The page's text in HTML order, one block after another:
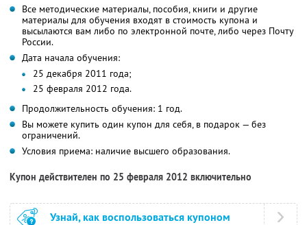
Все методические материалы, пособия, книги и другие
материалы для обучения входят в стоимость купона и
высылаются вам либо по электронной почте, либо через Почту
России.
Дата начала обучения:
25 декабря 2011 года;
25 февраля 2012 года.
Продолжительность обучения: 1 год.
Вы можете купить один купон для себя, в подарок — без
ограничений.
Условия приема: наличие высшего образования.
Купон действителен по 25 февраля 2012 включительно
Узнай, как воспользоваться купоном